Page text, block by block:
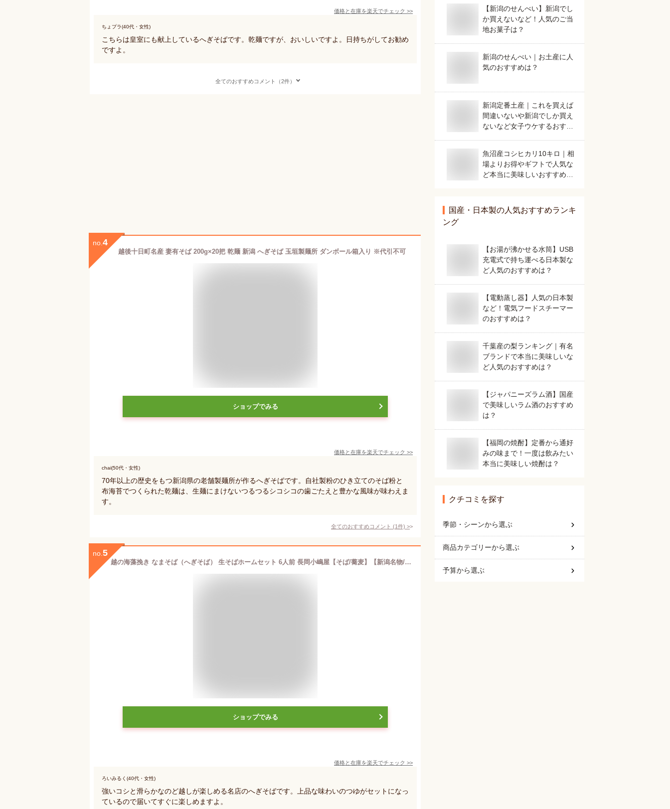
価格と在庫を楽天でチェック >>
ちょプラ(40代・女性)
こちらは皇室にも献上しているへぎそばです。乾麺ですが、おいしいですよ。日持ちがしてお勧め
ですよ。
全てのおすすめコメント（2件）
no. 4
越後十日町名産 妻有そば 200g×20把 乾麺 新潟 へぎそば 玉垣製麺所 ダンボール箱入り ※代引不可
ショップでみる
価格と在庫を楽天でチェック >>
chai(50代・女性)
70年以上の歴史をもつ新潟県の老舗製麺所が作るへぎそばです。自社製粉のひき立てのそば粉と
布海苔でつくられた乾麺は、生麺にまけないつるつるシコシコの歯ごたえと豊かな風味が味わえま
す。
全てのおすすめコメント (1件) >
no. 5
越の海藻挽き なまそば（へぎそば） 生そばホームセット 6人前 長岡小嶋屋【そば/蕎麦】【新潟名物/新潟そば/ソバ/そばセット】【ギフトに！贈り物・内祝いに！のし（熨斗）無料】【送料無料】
ショップでみる
価格と在庫を楽天でチェック >>
ろいみるく(40代・女性)
強いコシと滑らかなのど越しが楽しめる名店のへぎそばです。上品な味わいのつゆがセットになっ
ているので届いてすぐに楽しめますよ。
【新潟のせんべい】新潟でし
か買えないなど！人気のご当
地お菓子は？
新潟のせんべい｜お土産に人
気のおすすめは？
新潟定番土産｜これを買えば
間違いないや新潟でしか買え
ないなど女子ウケするおすす
魚沼産コシヒカリ10キロ｜相
場よりお得やギフトで人気な
ど本当に美味しいおすすめ
国産・日本製の人気おすすめランキ
ング
【お湯が沸かせる水筒】USB
充電式で持ち運べる日本製な
ど人気のおすすめは？
【電動蒸し器】人気の日本製
など！電気フードスチーマー
のおすすめは？
千葉産の梨ランキング｜有名
ブランドで本当に美味しいな
ど人気のおすすめは？
【ジャパニーズラム酒】国産
で美味しいラム酒のおすすめ
は？
【福岡の焼酎】定番から通好
みの味まで！一度は飲みたい
本当に美味しい焼酎は？
クチコミを探す
季節・シーンから選ぶ
商品カテゴリーから選ぶ
予算から選ぶ